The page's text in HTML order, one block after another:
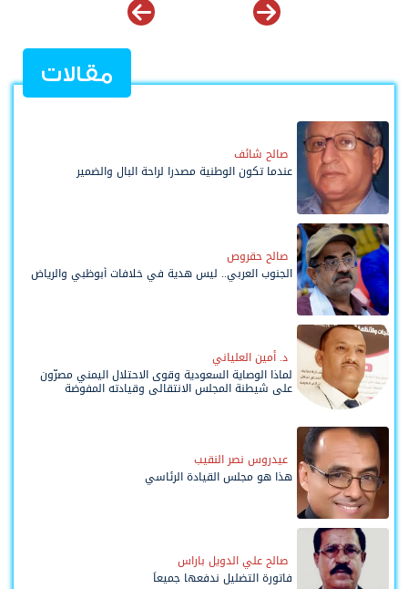
مقالات
صالح شائف
عندما تكون الوطنية مصدرا لراحة البال والضمير
صالح حقروص
الجنوب العربي.. ليس هدية في خلافات أبوظبي والرياض
د. أمين العلياني
لماذا الوصاية السعودية وقوى الاحتلال اليمني مصرّون
على شيطنة المجلس الانتقالي وقيادته المفوضة
عيدروس نصر النقيب
هذا هو مجلس القيادة الرئاسي
صالح علي الدويل باراس
فاتورة التضليل ندفعها جميعاً